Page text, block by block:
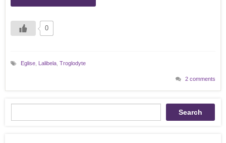
0
Eglise Lalibela Troglodyte
2 comments
Search